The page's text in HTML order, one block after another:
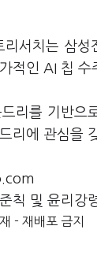
리서치는 삼
적인 AI 칩
리를 기반
리에 관심을
칙 및 윤리강
- 재배포 금지